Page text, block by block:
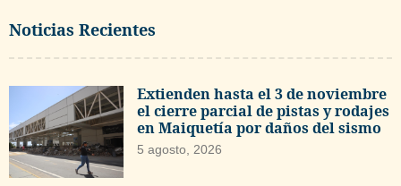
Noticias Recientes
Extienden hasta el 3 de noviembre
el cierre parcial de pistas y rodajes
en Maiquetía por daños del sismo
5 agosto, 2026